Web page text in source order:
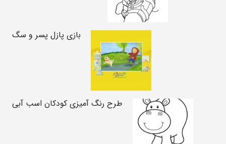
بازی پازل پسر و سگ
طرح رنگ آمیزی کودکان اسب آبی